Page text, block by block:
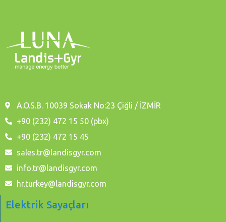
A.O.S.B. 10039 Sokak No:23 Çiğli / İZMİR
+90 (232) 472 15 50 (pbx)
+90 (232) 472 15 45
sales.tr@landisgyr.com
info.tr@landisgyr.com
hr.turkey@landisgyr.com
Elektrik Sayaçları